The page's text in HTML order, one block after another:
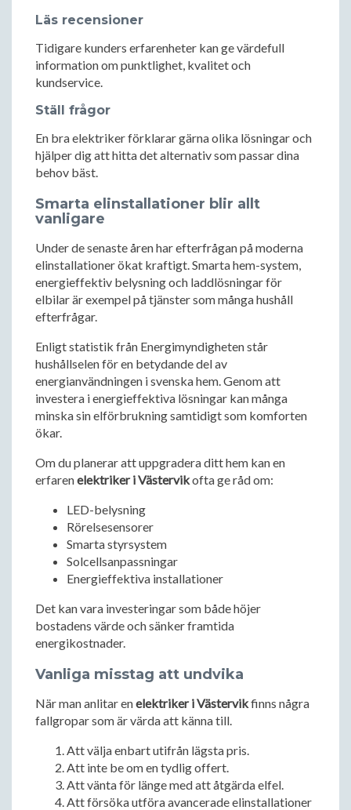
Läs recensioner
Tidigare kunders erfarenheter kan ge värdefull
information om punktlighet, kvalitet och
kundservice.
Ställ frågor
En bra elektriker förklarar gärna olika lösningar och
hjälper dig att hitta det alternativ som passar dina
behov bäst.
Smarta elinstallationer blir allt
vanligare
Under de senaste åren har efterfrågan på moderna
elinstallationer ökat kraftigt. Smarta hem-system,
energieffektiv belysning och laddlösningar för
elbilar är exempel på tjänster som många hushåll
efterfrågar.
Enligt statistik från Energimyndigheten står
hushållselen för en betydande del av
energianvändningen i svenska hem. Genom att
investera i energieffektiva lösningar kan många
minska sin elförbrukning samtidigt som komforten
ökar.
Om du planerar att uppgradera ditt hem kan en
erfarenelektriker i Västervikofta ge råd om:
LED-belysning
Rörelsesensorer
Smarta styrsystem
Solcellsanpassningar
Energieffektiva installationer
Det kan vara investeringar som både höjer
bostadens värde och sänker framtida
energikostnader.
Vanliga misstag att undvika
När man anlitar enelektriker i Västervikfinns några
fallgropar som är värda att känna till.
Att välja enbart utifrån lägsta pris.
Att inte be om en tydlig offert.
Att vänta för länge med att åtgärda elfel.
Att försöka utföra avancerade elinstallationer